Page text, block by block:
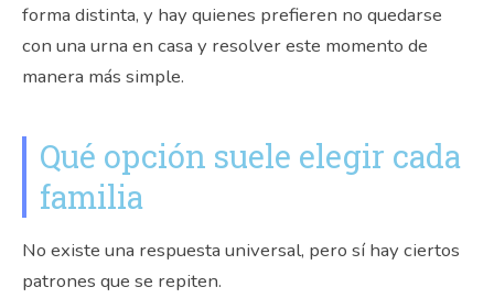
forma distinta, y hay quienes prefieren no quedarse
con una urna en casa y resolver este momento de
manera más simple.
Qué opción suele elegir cada
familia
No existe una respuesta universal, pero sí hay ciertos
patrones que se repiten.